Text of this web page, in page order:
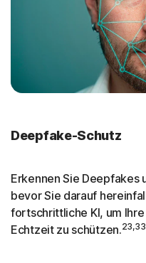
Deepfake-Schutz
Erkennen Sie Deepfakes
bevor Sie darauf
fortschrittliche KI, um
Echtzeit zu schützen.23,33